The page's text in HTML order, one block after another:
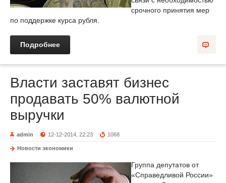
срочного принятия мер
по поддержке курса рубля.
Подробнее
Власти заставят бизнес
продавать 50% валютной
выручки
admin 12-12-2014, 22:23 1068
Новости экономики
Группа депутатов от
«Справедливой России»